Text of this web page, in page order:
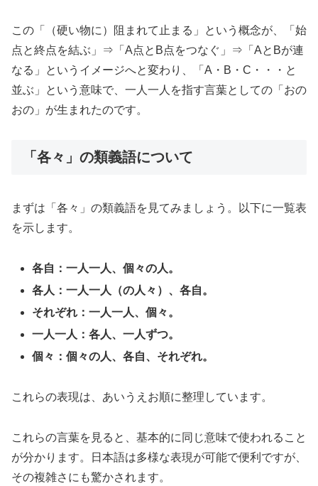
この「（硬い物に）阻まれて止まる」という概念が、「始
点と終点を結ぶ」⇒「A点とB点をつなぐ」⇒「AとBが連
なる」というイメージへと変わり、「A・B・C・・・と
並ぶ」という意味で、一人一人を指す言葉としての「おの
おの」が生まれたのです。
「各々」の類義語について
まずは「各々」の類義語を見てみましょう。以下に一覧表
を示します。
各自：一人一人、個々の人。
各人：一人一人（の人々）、各自。
それぞれ：一人一人、個々。
一人一人：各人、一人ずつ。
個々：個々の人、各自、それぞれ。
これらの表現は、あいうえお順に整理しています。
これらの言葉を見ると、基本的に同じ意味で使われること
が分かります。日本語は多様な表現が可能で便利ですが、
その複雑さにも驚かされます。